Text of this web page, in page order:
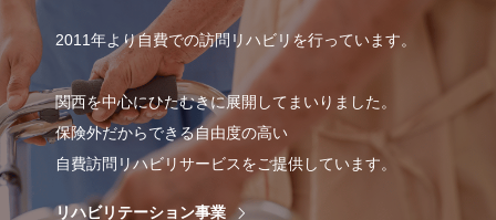
2011年より自費での訪問リハビリを行っています。
関西を中心にひたむきに展開してまいりました。
保険外だからできる自由度の高い
自費訪問リハビリサービスをご提供しています。
リハビリテーション事業